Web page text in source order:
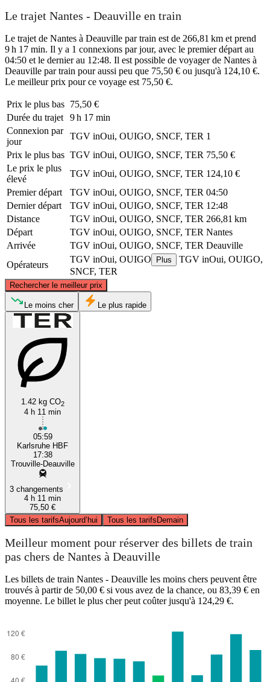
Le trajet Nantes - Deauville en train
Le trajet de Nantes à Deauville par train est de 266,81 km et prend
9 h 17 min. Il y a 1 connexions par jour, avec le premier départ au
04:50 et le dernier au 12:48. Il est possible de voyager de Nantes à
Deauville par train pour aussi peu que 75,50 € ou jusqu'à 124,10 €.
Le meilleur prix pour ce voyage est 75,50 €.
Prix ​​le plus bas 75,50 €
Durée du trajet
9 h 17 min
Connexion par
jour
TGV inOui, OUIGO, SNCF, TER 1
Prix ​​le plus bas TGV inOui, OUIGO, SNCF, TER 75,50 €
Le prix le plus
élevé
TGV inOui, OUIGO, SNCF, TER 124,10 €
Premier départ
TGV inOui, OUIGO, SNCF, TER 04:50
Dernier départ
TGV inOui, OUIGO, SNCF, TER 12:48
Distance
TGV inOui, OUIGO, SNCF, TER 266,81 km
Départ
TGV inOui, OUIGO, SNCF, TER Nantes
Arrivée
TGV inOui, OUIGO, SNCF, TER Deauville
Opérateurs
TGV inOui, OUIGO Plus
TGV inOui, OUIGO,
SNCF, TER
Rechercher le meilleur prix
Le moins cher Le plus rapide
1.42 kg CO2
4 h 11 min
05:59
Karlsruhe HBF
17:38
Trouville-Deauville
3 changements
4 h 11 min
75,50 €
Tous les tarifsAujourd’hui Tous les tarifsDemain
Meilleur moment pour réserver des billets de train
pas chers de Nantes à Deauville
Les billets de train Nantes - Deauville les moins chers peuvent être
trouvés à partir de 50,00 € si vous avez de la chance, ou 83,39 € en
moyenne. Le billet le plus cher peut coûter jusqu'à 124,29 €.